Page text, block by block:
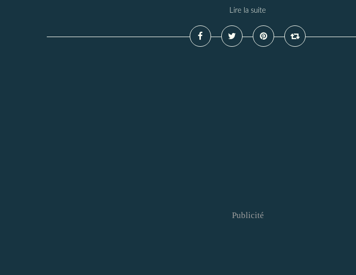
Lire la suite
Publicité